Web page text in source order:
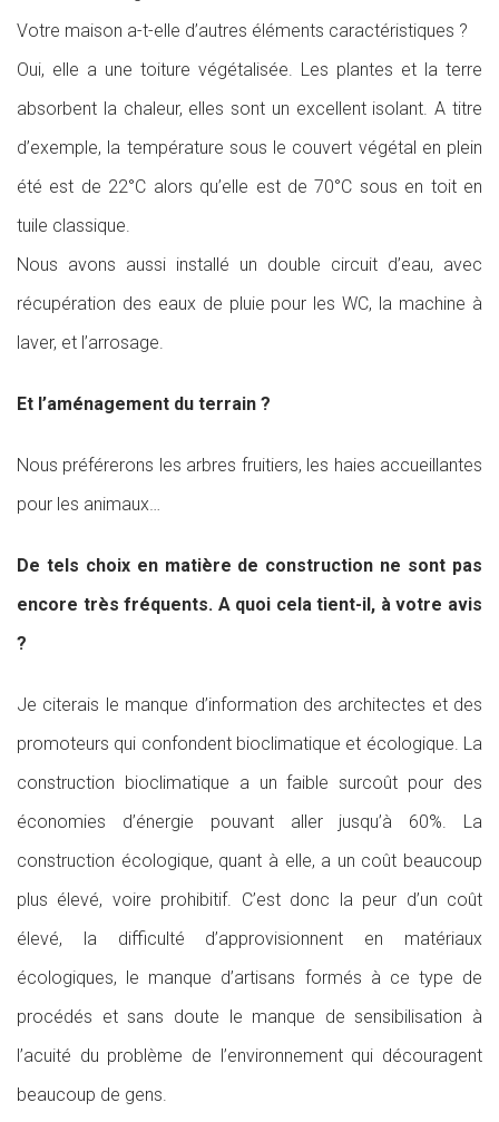
Votre maison a-t-elle d’autres éléments caractéristiques ?
Oui, elle a une toiture végétalisée. Les plantes et la terre
absorbent la chaleur, elles sont un excellent isolant. A titre
d’exemple, la température sous le couvert végétal en plein
été est de 22°C alors qu’elle est de 70°C sous en toit en
tuile classique.
Nous avons aussi installé un double circuit d’eau, avec
récupération des eaux de pluie pour les WC, la machine à
laver, et l’arrosage.
Et l’aménagement du terrain ?
Nous préférerons les arbres fruitiers, les haies accueillantes
pour les animaux…
De tels choix en matière de construction ne sont pas
encore très fréquents. A quoi cela tient-il, à votre avis
?
Je citerais le manque d’information des architectes et des
promoteurs qui confondent bioclimatique et écologique. La
construction bioclimatique a un faible surcoût pour des
économies d’énergie pouvant aller jusqu’à 60%. La
construction écologique, quant à elle, a un coût beaucoup
plus élevé, voire prohibitif. C’est donc la peur d’un coût
élevé, la difficulté d’approvisionnent en matériaux
écologiques, le manque d’artisans formés à ce type de
procédés et sans doute le manque de sensibilisation à
l’acuité du problème de l’environnement qui découragent
beaucoup de gens.